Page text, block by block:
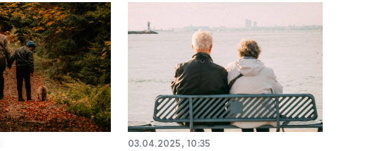
03.04.2025, 10:35